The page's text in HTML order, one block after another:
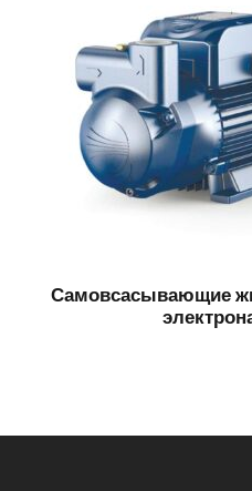
Самовсасывающие